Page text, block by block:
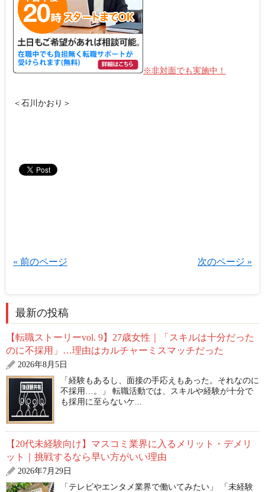
※非対面でも実施中！
＜石川かおり＞
« 前のページ 次のページ »
最新の投稿
【転職ストーリーvol. 9】27歳女性｜「スキルは十分だった
のに不採用」…理由はカルチャーミスマッチだった
2026年8月5日
「経験もあるし、面接の手応えもあった。それなのに
不採用…。」 転職活動では、スキルや経験が十分で
も採用に至らないケ...
【20代未経験向け】マスコミ業界に入るメリット・デメリ
ット｜挑戦するなら早い方がいい理由
2026年7月29日
「テレビやエンタメ業界で働いてみたい」 「未経験